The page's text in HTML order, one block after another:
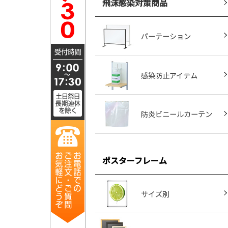
飛沫感染対策商品
パーテーション
感染防止アイテム
防炎ビニールカーテン
ポスターフレーム
サイズ別